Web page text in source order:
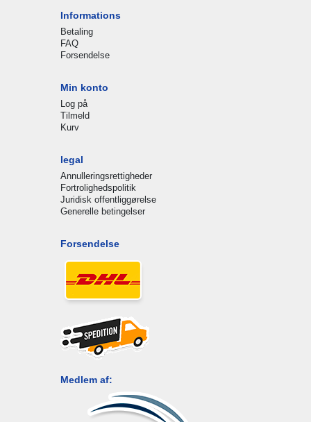
Informations
Betaling
FAQ
Forsendelse
Min konto
Log på
Tilmeld
Kurv
legal
Annulleringsrettigheder
Fortrolighedspolitik
Juridisk offentliggørelse
Generelle betingelser
Forsendelse
Medlem af: